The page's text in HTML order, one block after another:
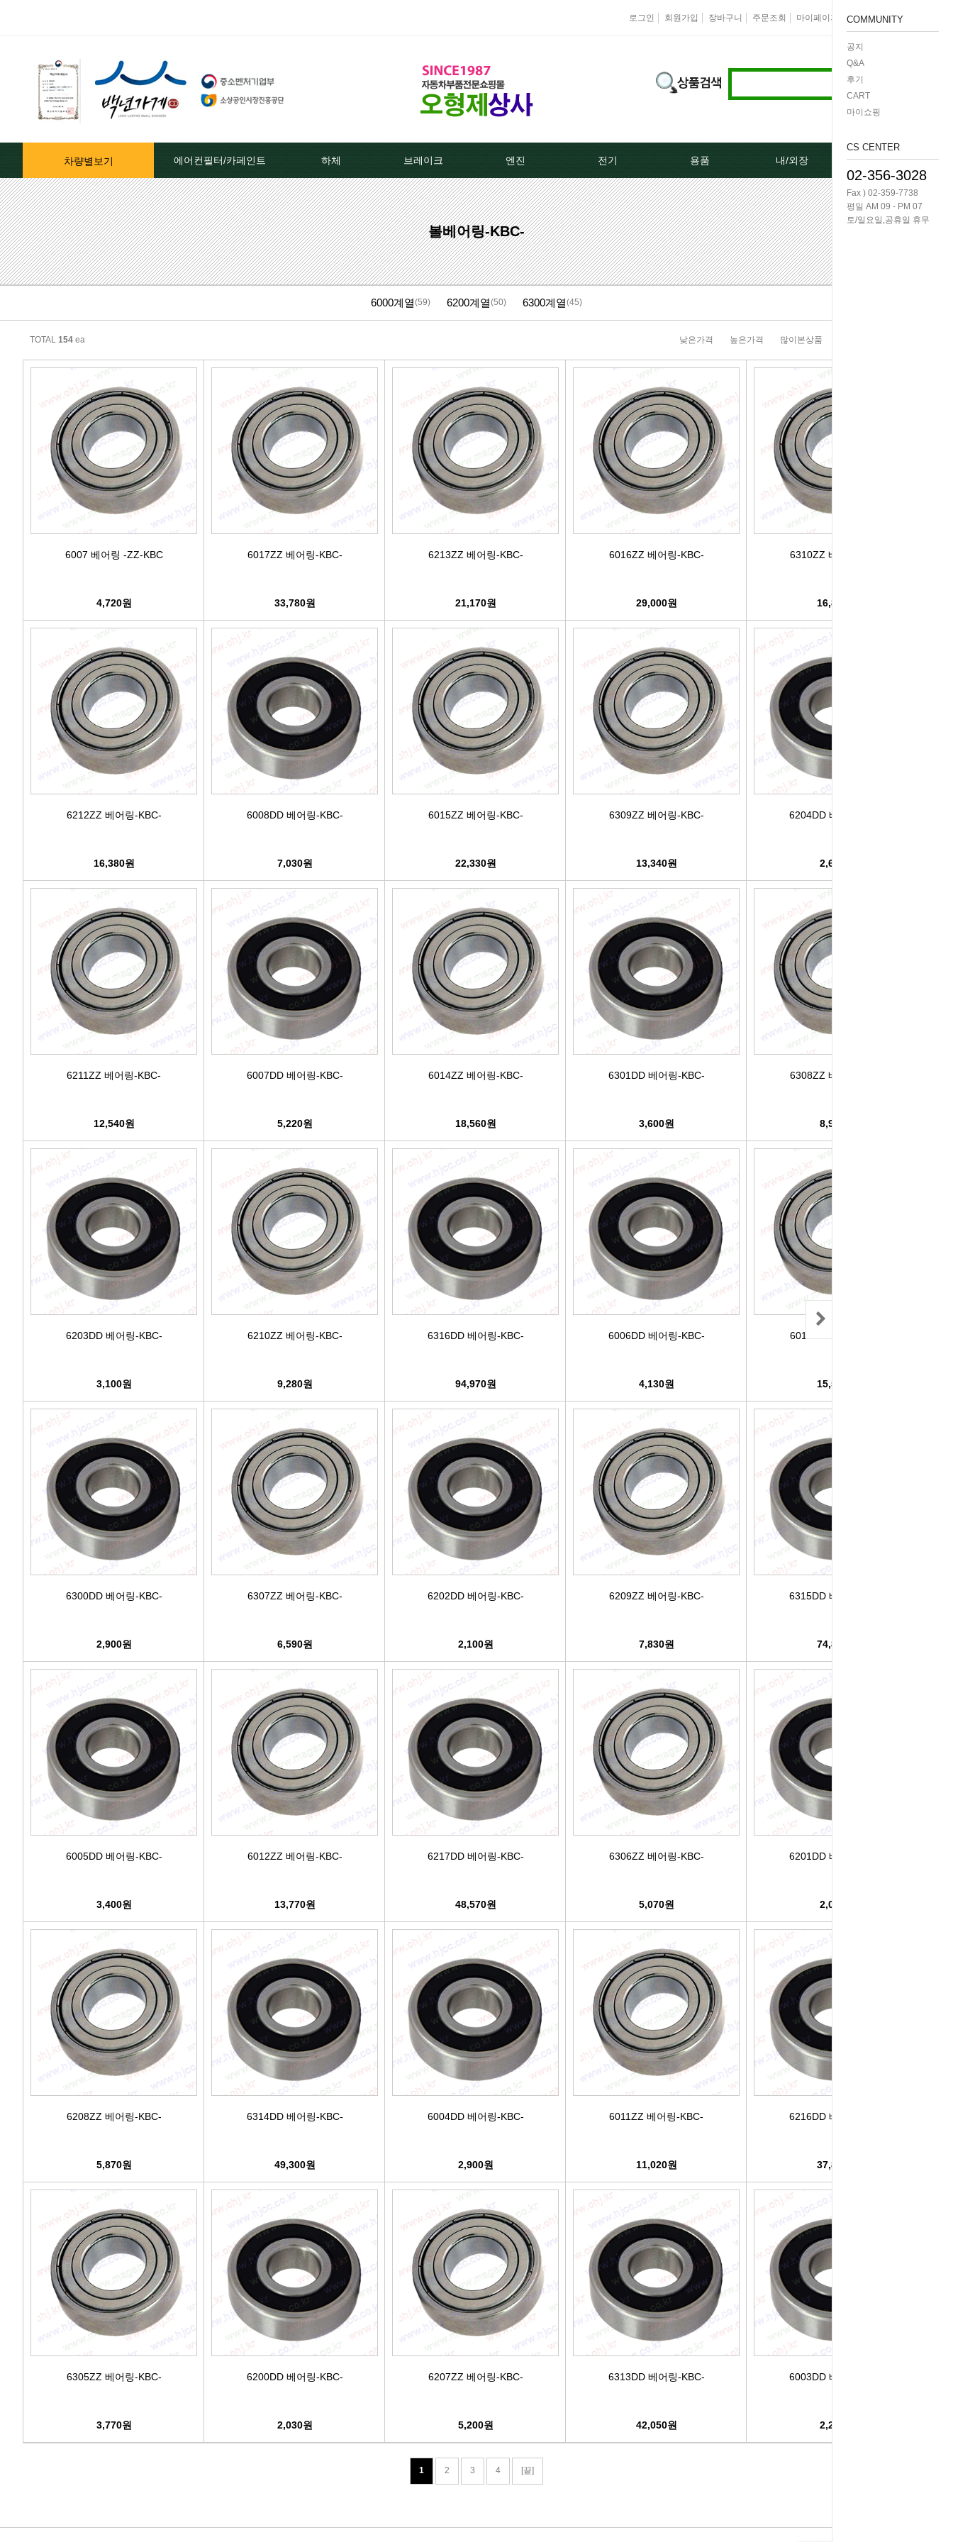
로그인 회원가입 장바구니 주문조회 마이페이지 즐겨찾기 회사소개
차량별보기 에어컨필터/카페인트
자동차페인트/차종별
자동차페인트/색상코드별
대영카페인트
에어컨필터[ACDELCO]
에어컨필터[GM쉐보레]
에어컨필터[쌍용]
에어컨필터[유성]
에어컨필터[헤파필터]
에어컨필터[한온/한라]
에어컨필터[카비스]
하체
TPMS센서
클러치커버/디스크[평화]
클러치커버/디스크[서진]
클러치케이블
오페라실린더[대철]
로어암/어퍼암[동남]
어시스트암[동남]
로어암/어퍼암[재제조품]
쇼바마운트
어시스트암 [유림]
볼쪼인트
활대링크-CTR-
어시스트암 -CTR-
항가고무
자날베어링
활대링크
활대고무
어퍼암/어퍼다이[동남]
대형차휠볼트.너트
앵커볼트
캠버볼트
케리어볼트
브레이크
베스트브레이크패드 -한국베랄-
상신하이큐패드
상신하드론패드
평화브레이크패드
베스핏츠패드
홍성브레이크패드
싸이드라이닝
브레이크디스크[평화]
브레이크디스크[금강]
금강KGC튜닝디스크
브레이크캘리퍼[평화]
브레이크휠실린더[대철]
브레이크마스터[대철]
브레이크안전실린더
슈라이닝스프링세트
엔진
라지에이타
라지에타캡
엔진후앙/에어컨후앙
히터코어/에바코어
써모스탯
오일쿨러
연료펌프[베파/대화]
수온센서
연료필터[모비스순정품]
연료필터[보쉬/델파이]
연료필터[서흥/평화PHC]
보쉬인젝터/고압펌프
에어컨콘덴샤[한라/두원]
오일필터[카월드]
에어필터[카월드]
오일필터[카스테이션/카비스]
에어필터[카스테이션/카비스]
모비스엔진오일
텐션베어링[순정품]
워터펌프[순정품]
워터펌프[GMB/정우]
펜클러치
타이밍벨트세트[일반품]
자동차겉벨트[동일]
리브드벨트/겉벨트[모비스]
한국게이츠베어링
엔진오일.부동액
뎀퍼풀리
TPS센서
CRDI인젝터
전기
알터네이터[모비스]
스타트모터/쎄루모다[모비스]
알터네이터풀리
점화플러그[보쉬]
점화플러그[참피온.NGK]
점화플러그[순정품]
플러그배선 정품/일반품
비후다켑.로라
점화코일[정품]
점화코일[일반품]
PM센서
리모컨키배터리
자동차크락션[혼]
남영라이트전구
필립스라이트전구
더블전구
자동차커넥터
라이트전구소켓
깜박코일
안개등전구
오일스위치
온도센서
자동차안테나
물통모타
자동차메인휴즈
자동차휴즈
리모컨케이스
유리관휴즈
릴레이
파원윈도우스위치
클럭스프링
용품
오토크로바모음전
경동 모음전
엔진용품
실내용품
세정용품
글래스케어용품
휠 타이어용품
연료첨가제
핸드폰충전기
도어핸들몰딩
내/외장
도어핸들[내켓치.외켓치]
트렁크쇼바
본넷쇼바
휠캡/허브캡
흙받이[머드가드]
연료/주유구캡
싸이드리피드
와이퍼[브러쉬]
사이드미러[빽미러]
씨그날
자동차글짜[마크]
자동차범퍼몰딩
번호판.볼트
경광등
테일램프[순정품]
우찌핀.바닥핀
패스너 파스너도어트림
도어스티커
브러쉬암.와이퍼암
자동차반사판
고휘도반사테이프
휠캡/허브캡
특장차부품
케미칼/공구
오일필터렌치 -다
COMMUNITY
공지
Q&A
후기
CART
마이쇼핑
CS CENTER
02-356-3028
Fax ) 02-359-7738
평일 AM 09 - PM 07
토/일요일,공휴일 휴무
볼베어링-KBC-
6000계열(59) 6200계열(50) 6300계열(45)
TOTAL 154 ea 낮은가격 높은가격 많이본상품
6007 베어링 -ZZ-KBC
4,720원
6017ZZ 베어링-KBC-
33,780원
6213ZZ 베어링-KBC-
21,170원
6016ZZ 베어링-KBC-
29,000원
6310ZZ 베어링-KBC-
16,890원
6212ZZ 베어링-KBC-
16,380원
6008DD 베어링-KBC-
7,030원
6015ZZ 베어링-KBC-
22,330원
6309ZZ 베어링-KBC-
13,340원
6204DD 베어링-KBC-
2,680원
6211ZZ 베어링-KBC-
12,540원
6007DD 베어링-KBC-
5,220원
6014ZZ 베어링-KBC-
18,560원
6301DD 베어링-KBC-
3,600원
6308ZZ 베어링-KBC-
8,990원
6203DD 베어링-KBC-
3,100원
6210ZZ 베어링-KBC-
9,280원
6316DD 베어링-KBC-
94,970원
6006DD 베어링-KBC-
4,130원
6013ZZ 베어링-KBC-
15,510원
6300DD 베어링-KBC-
2,900원
6307ZZ 베어링-KBC-
6,590원
6202DD 베어링-KBC-
2,100원
6209ZZ 베어링-KBC-
7,830원
6315DD 베어링-KBC-
74,820원
6005DD 베어링-KBC-
3,400원
6012ZZ 베어링-KBC-
13,770원
6217DD 베어링-KBC-
48,570원
6306ZZ 베어링-KBC-
5,070원
6201DD 베어링-KBC-
2,030원
6208ZZ 베어링-KBC-
5,870원
6314DD 베어링-KBC-
49,300원
6004DD 베어링-KBC-
2,900원
6011ZZ 베어링-KBC-
11,020원
6216DD 베어링-KBC-
37,840원
6305ZZ 베어링-KBC-
3,770원
6200DD 베어링-KBC-
2,030원
6207ZZ 베어링-KBC-
5,200원
6313DD 베어링-KBC-
42,050원
6003DD 베어링-KBC-
2,240원
1 2 3 4 [끝]